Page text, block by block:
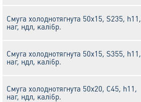
Смуга холоднотягнута 50х15, S235, h11,
наг, ндл, калібр.
Смуга холоднотягнута 50х15, S355, h11,
наг, ндл, калібр.
Смуга холоднотягнута 50х20, С45, h11,
наг, ндл, калібр.